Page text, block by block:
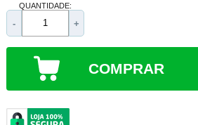
QUANTIDADE:
- +
COMPRAR